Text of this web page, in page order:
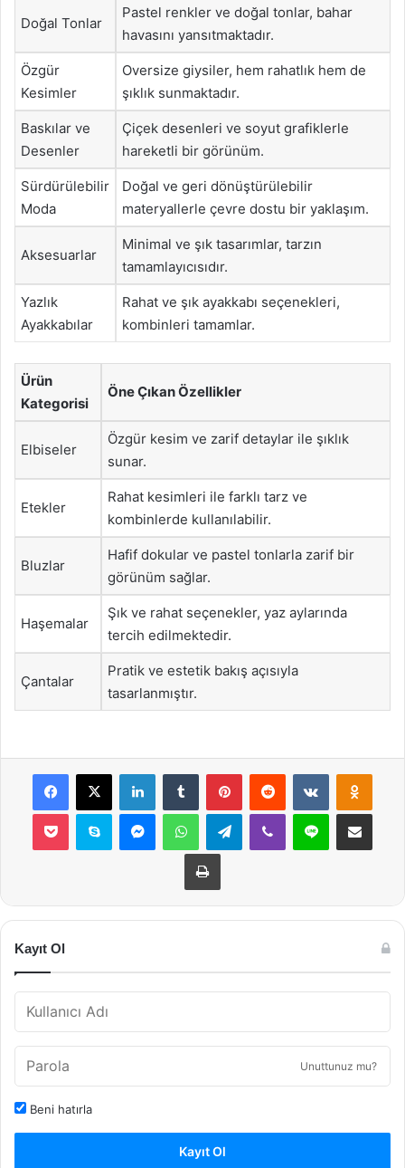
Doğal Tonlar
Pastel renkler ve doğal tonlar, bahar
havasını yansıtmaktadır.
Özgür
Kesimler
Oversize giysiler, hem rahatlık hem de
şıklık sunmaktadır.
Baskılar ve
Desenler
Çiçek desenleri ve soyut grafiklerle
hareketli bir görünüm.
Sürdürülebilir
Moda
Doğal ve geri dönüştürülebilir
materyallerle çevre dostu bir yaklaşım.
Aksesuarlar
Minimal ve şık tasarımlar, tarzın
tamamlayıcısıdır.
Yazlık
Ayakkabılar
Rahat ve şık ayakkabı seçenekleri,
kombinleri tamamlar.
Ürün
Kategorisi
Öne Çıkan Özellikler
Elbiseler
Özgür kesim ve zarif detaylar ile şıklık
sunar.
Etekler
Rahat kesimleri ile farklı tarz ve
kombinlerde kullanılabilir.
Bluzlar
Hafif dokular ve pastel tonlarla zarif bir
görünüm sağlar.
Haşemalar
Şık ve rahat seçenekler, yaz aylarında
tercih edilmektedir.
Çantalar
Pratik ve estetik bakış açısıyla
tasarlanmıştır.
Facebook
X LinkedInTumblr PinterestReddit VKontakte
Pocket Skype MessengerWhatsAppTelegramViber Line E-Posta ile
Yazdır
Kayıt Ol
Unuttunuz mu?
Beni hatırla
Kayıt Ol